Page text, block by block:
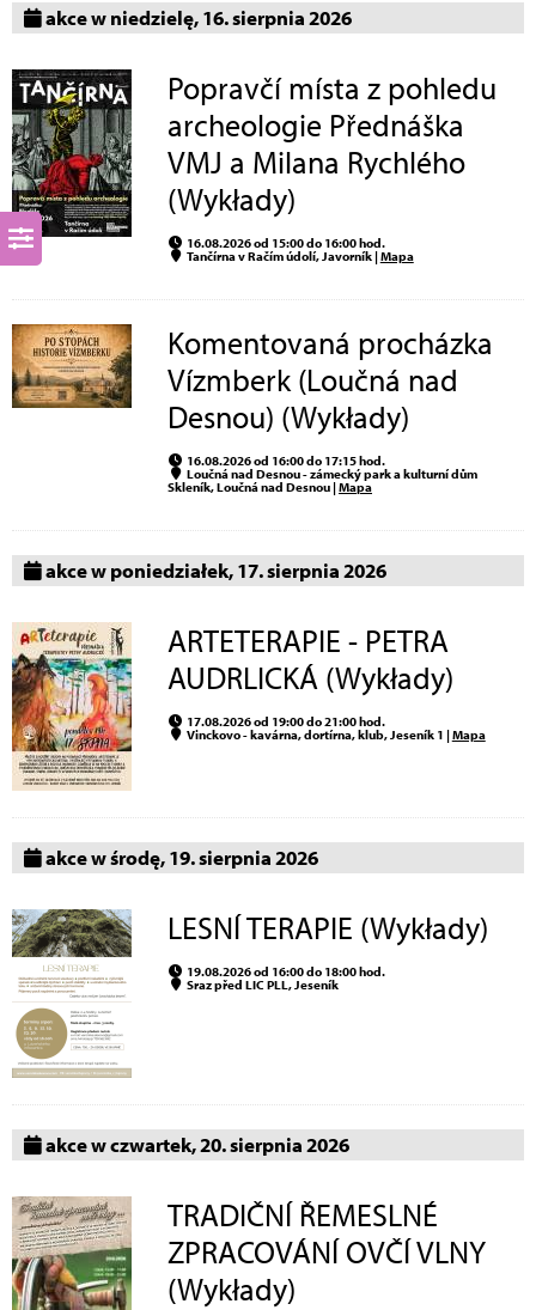
akce w niedzielę, 16. sierpnia 2026
Popravčí místa z pohledu
archeologie Přednáška
VMJ a Milana Rychlého
(Wykłady)
16.08.2026 od 15:00 do 16:00 hod.
Tančírna v Račím údolí, Javorník |Mapa
Komentovaná procházka
Vízmberk (Loučná nad
Desnou) (Wykłady)
16.08.2026 od 16:00 do 17:15 hod.
Loučná nad Desnou - zámecký park a kulturní dům
Skleník, Loučná nad Desnou |Mapa
akce w poniedziałek, 17. sierpnia 2026
ARTETERAPIE - PETRA
AUDRLICKÁ (Wykłady)
17.08.2026 od 19:00 do 21:00 hod.
Vinckovo - kavárna, dortírna, klub, Jeseník 1 |Mapa
akce w środę, 19. sierpnia 2026
LESNÍ TERAPIE (Wykłady)
19.08.2026 od 16:00 do 18:00 hod.
Sraz před LIC PLL, Jeseník
akce w czwartek, 20. sierpnia 2026
TRADIČNÍ ŘEMESLNÉ
ZPRACOVÁNÍ OVČÍ VLNY
(Wykłady)